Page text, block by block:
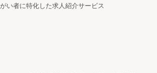
い者に特化した求人紹介サービス